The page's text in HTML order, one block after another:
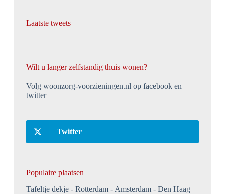
Laatste tweets
Wilt u langer zelfstandig thuis wonen?
Volg woonzorg-voorzieningen.nl op facebook en
twitter
Twitter
Populaire plaatsen
Tafeltje dekje
Rotterdam Amsterdam Den Haag